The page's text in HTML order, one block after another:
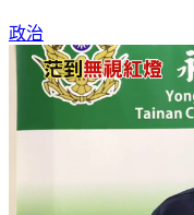
政治